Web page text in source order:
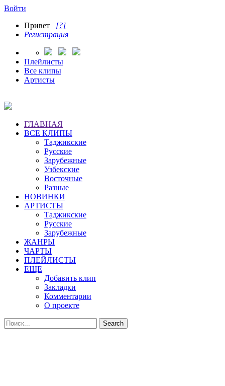
Войти
Привет [?]
Регистрация
Плейлисты
Все клипы
Артисты
ГЛАВНАЯ
ВСЕ КЛИПЫ
Таджикские
Русские
Зарубежные
Узбекские
Восточные
Разные
НОВИНКИ
АРТИСТЫ
Таджикские
Русские
Зарубежные
ЖАНРЫ
ЧАРТЫ
ПЛЕЙЛИСТЫ
ЕЩЕ
Добавить клип
Закладки
Комментарии
О проекте